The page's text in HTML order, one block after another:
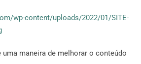
wp-content/uploads/2022/01/SITE-
uma maneira de melhorar o conteúdo